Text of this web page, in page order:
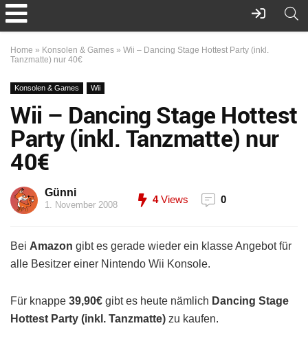
Home » Konsolen & Games » Wii – Dancing Stage Hottest Party (inkl.
Tanzmatte) nur 40€
Konsolen & Games Wii
Wii – Dancing Stage Hottest
Party (inkl. Tanzmatte) nur
40€
Günni
1. November 2008 4Views 0
Bei Amazon gibt es gerade wieder ein klasse Angebot für
alle Besitzer einer Nintendo Wii Konsole.
Für knappe 39,90€ gibt es heute nämlich Dancing Stage
Hottest Party (inkl. Tanzmatte) zu kaufen.